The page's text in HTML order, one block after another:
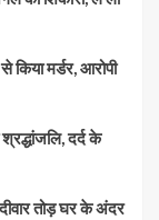
किया मर्डर, आरोपी
दर्द के
तोड़ घर के अंदर